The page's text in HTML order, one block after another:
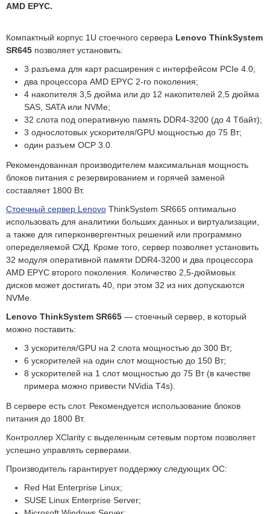
AMD EPYC.
Компактный корпус 1U стоечного сервера Lenovo ThinkSystem
SR645 позволяет установить:
3 разъема для карт расширения с интерфейсом PCIe 4.0;
два процессора AMD EPYC 2-го поколения;
4 накопителя 3,5 дюйма или до 12 накопителей 2,5 дюйма
SAS, SATA или NVMe;
32 слота под оперативную память DDR4-3200 (до 4 Тбайт);
3 однослотовых ускорителя/GPU мощностью до 75 Вт;
один разъем OCP 3.0.
Рекомендованная производителем максимальная мощность
блоков питания с резервированием и горячей заменой
составляет 1800 Вт.
Стоечный сервер Lenovo ThinkSystem SR665 оптимально
использовать для аналитики больших данных и виртуализации,
а также для гиперконвергентных решений или программно
опеределяемой СХД. Кроме того, сервер позволяет установить
32 модуля оперативной памяти DDR4-3200 и два процессора
AMD EPYC второго поколения. Количество 2,5-дюймовых
дисков может достигать 40, при этом 32 из них допускаются
NVMe.
Lenovo ThinkSystem SR665 — стоечный сервер, в который
можно поставить:
3 ускорителя/GPU на 2 слота мощностью до 300 Вт;
6 ускорителей на один слот мощностью до 150 Вт;
8 ускорителей на 1 слот мощностью до 75 Вт (в качестве
примера можно привести NVidia T4s).
В сервере есть слот. Рекомендуется использование блоков
питания до 1800 Вт.
Контроллер XClarity с выделенным сетевым портом позволяет
успешно управлять серверами.
Производитель гарантирует поддержку следующих ОС:
Red Hat Enterprise Linux;
SUSE Linux Enterprise Server;